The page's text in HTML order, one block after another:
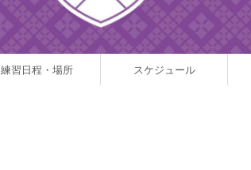
練習日程・場所 スケジュール